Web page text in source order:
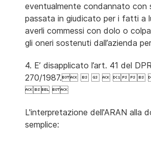
eventualmente condannato con
passata in giudicato per i fatti a
averli commessi con dolo o
gli oneri sostenuti dall’azienda
4. E’ disapplicato l’art. 41 del
270/1987.    
 
L'interpretazione dell'ARAN alla
semplice: